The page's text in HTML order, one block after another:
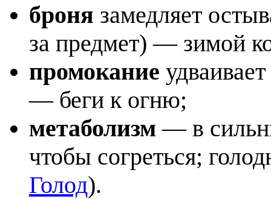
броня замедляет
за предмет) — зимой
промокание
— беги к огню;
метаболизм — в
чтобы согреться;
Голод).